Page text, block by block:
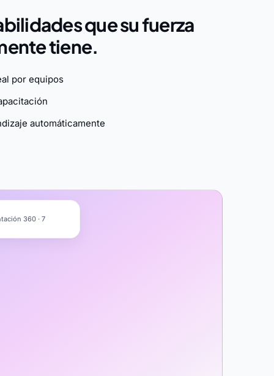
que su fuerza
tiene.
por equipos
automáticamente
360 · 7